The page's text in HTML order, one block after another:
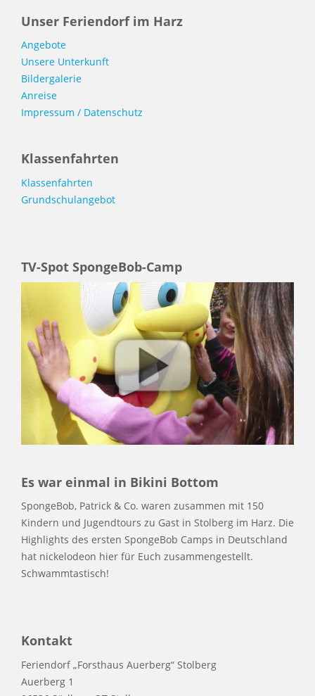
Unser Feriendorf im Harz
Angebote
Unsere Unterkunft
Bildergalerie
Anreise
Impressum / Datenschutz
Klassenfahrten
Klassenfahrten
Grundschulangebot
TV-Spot SpongeBob-Camp
Es war einmal in Bikini Bottom
SpongeBob, Patrick & Co. waren zusammen mit 150
Kindern und Jugendtours zu Gast in Stolberg im Harz. Die
Highlights des ersten SpongeBob Camps in Deutschland
hat nickelodeon hier für Euch zusammengestellt.
Schwammtastisch!
Kontakt
Feriendorf „Forsthaus Auerberg“ Stolberg
Auerberg 1